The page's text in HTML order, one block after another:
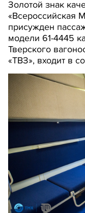
Золотой знак
«Всероссийская
присужден
модели 61-4445
Тверского
«ТВЗ», входит в